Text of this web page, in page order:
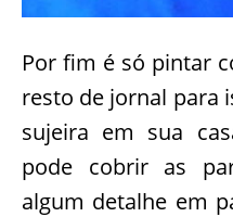
Por fim é só pintar
resto de jornal para
sujeira em sua
pode cobrir as
algum detalhe em